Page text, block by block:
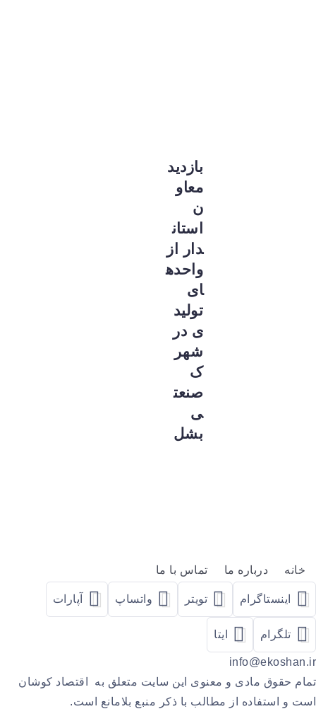
بازدید
معاو
ن
استان
دار از
واحده
ای
تولید
ی در
شهر
ک
صنعت
ی
بشل
خانه درباره ما تماس با ما
اینستاگرام تویتر واتساپ آپارات
تلگرام ایتا
info@ekoshan.ir
تمام حقوق مادی و معنوی این سایت متعلق به اقتصاد کوشان
است و استفاده از مطالب با ذکر منبع بلامانع است.